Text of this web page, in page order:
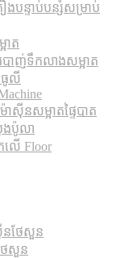
ងបន្ទាប់បន្សំសម្រាប់
ាត
បាញ់ទឹកលាងសម្អាត
ធូលី
ាស៊ីនសម្អាតផ្ទៃបាត
ងប៉ូលា
លើ Floor
នថែសួន
ែសួន